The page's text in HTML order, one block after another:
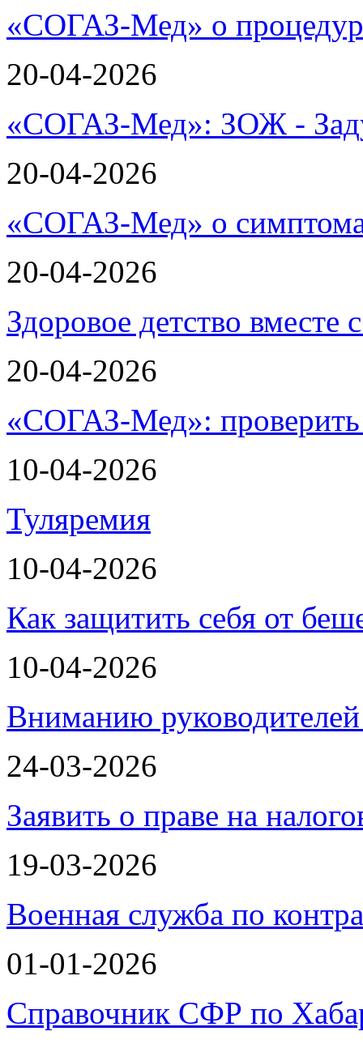
«СОГАЗ-Мед» о
20-04-2026
«СОГАЗ-Мед»: ЗОЖ -
20-04-2026
«СОГАЗ-Мед» о
20-04-2026
Здоровое детство
20-04-2026
«СОГАЗ-Мед»: проверить
10-04-2026
Туляремия
10-04-2026
Как защитить себя от
10-04-2026
Вниманию
24-03-2026
Заявить о праве на
19-03-2026
Военная служба по
01-01-2026
Справочник СФР по